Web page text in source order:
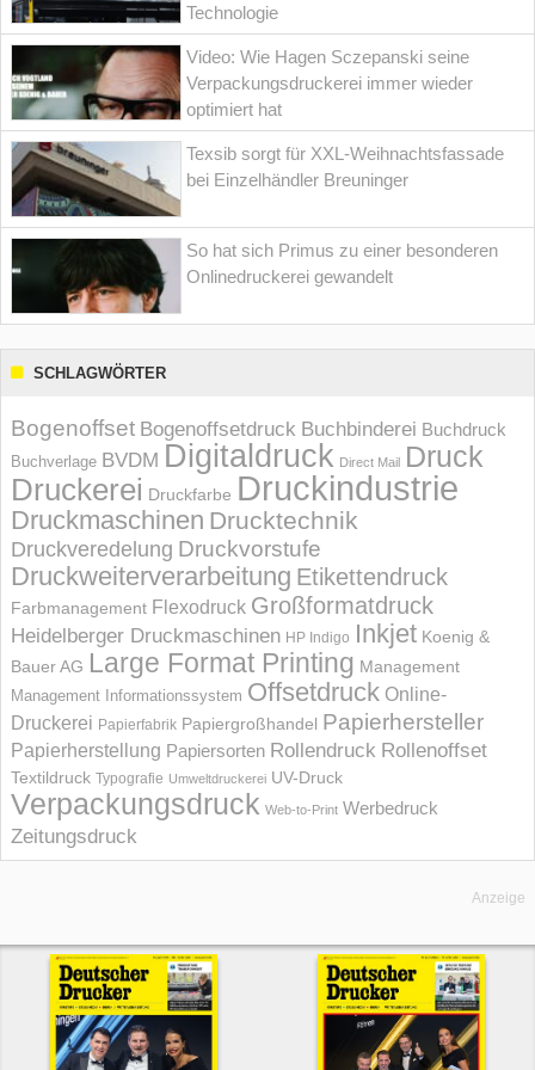
Technologie
Video: Wie Hagen Sczepanski seine
Verpackungsdruckerei immer wieder
optimiert hat
Texsib sorgt für XXL-Weihnachtsfassade
bei Einzelhändler Breuninger
So hat sich Primus zu einer besonderen
Onlinedruckerei gewandelt
SCHLAGWÖRTER
Bogenoffset Bogenoffsetdruck Buchbinderei Buchdruck
Buchverlage BVDM Digitaldruck Direct Mail Druck
Druckerei Druckfarbe Druckindustrie
Druckmaschinen Drucktechnik
Druckveredelung Druckvorstufe
Druckweiterverarbeitung Etikettendruck
Farbmanagement Flexodruck Großformatdruck
Heidelberger Druckmaschinen HP Indigo Inkjet Koenig &
Bauer AG Large Format Printing Management
Management Informations­system Offsetdruck Online-
Druckerei Papierfabrik Papiergroßhandel Papierhersteller
Papierherstellung Papiersorten Rollendruck Rollenoffset
Textildruck Typografie Umweltdruckerei UV-Druck
Verpackungsdruck Web-to-Print Werbedruck
Zeitungsdruck
Anzeige